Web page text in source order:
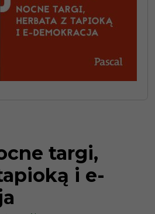
targi,
i e-